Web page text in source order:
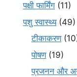
पक्षी फार्मिंग (11)
पशु स्वास्थ्य(49)
टीकाकरण
पोषण(19)
प्रजनन और